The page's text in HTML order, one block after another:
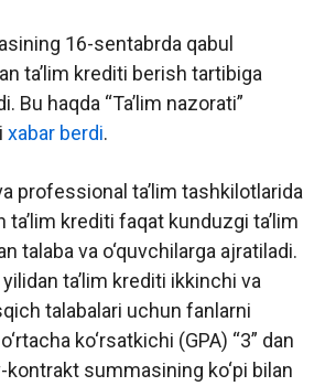
16-sentabrda qabul
ta’lim krediti berish tartibiga
Bu haqda “Ta’lim nazorati”
xabar berdi.
professional ta’lim tashkilotlarida
krediti faqat kunduzgi ta’lim
talaba va o‘quvchilarga ajratiladi.
ta’lim krediti ikkinchi va
talabalari uchun fanlarni
ko‘rsatkichi (GPA) “3” dan
kontrakt summasining ko‘pi bilan